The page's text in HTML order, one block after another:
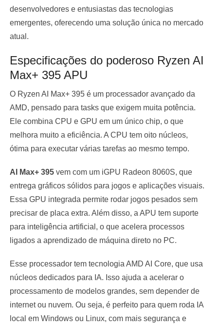
desenvolvedores e entusiastas das tecnologias
emergentes, oferecendo uma solução única no mercado
atual.
Especificações do poderoso Ryzen AI
Max+ 395 APU
O Ryzen AI Max+ 395 é um processador avançado da
AMD, pensado para tasks que exigem muita potência.
Ele combina CPU e GPU em um único chip, o que
melhora muito a eficiência. A CPU tem oito núcleos,
ótima para executar várias tarefas ao mesmo tempo.
AI Max+ 395 vem com um iGPU Radeon 8060S, que
entrega gráficos sólidos para jogos e aplicações visuais.
Essa GPU integrada permite rodar jogos pesados sem
precisar de placa extra. Além disso, a APU tem suporte
para inteligência artificial, o que acelera processos
ligados a aprendizado de máquina direto no PC.
Esse processador tem tecnologia AMD AI Core, que usa
núcleos dedicados para IA. Isso ajuda a acelerar o
processamento de modelos grandes, sem depender de
internet ou nuvem. Ou seja, é perfeito para quem roda IA
local em Windows ou Linux, com mais segurança e